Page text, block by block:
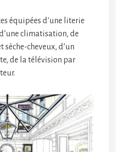
équipées d’une literie
climatisation, de
cheveux, d’un
de la télévision par